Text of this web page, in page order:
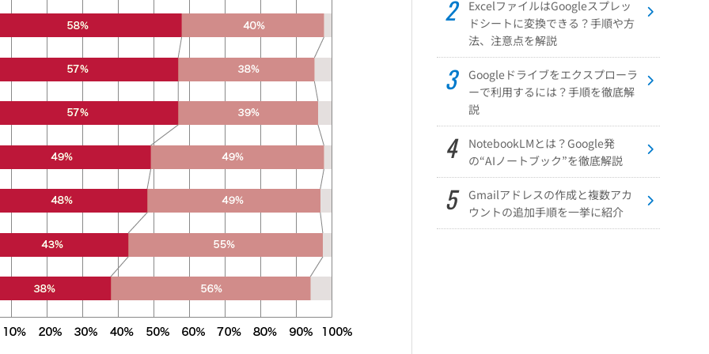
ExcelファイルはGoogleスプレッ
ドシートに変換できる？手順や方
法、注意点を解説
Googleドライブをエクスプローラ
ーで利用するには？手順を徹底解
説
NotebookLMとは？Google発
の“AIノートブック”を徹底解説
Gmailアドレスの作成と複数アカ
ウントの追加手順を一挙に紹介